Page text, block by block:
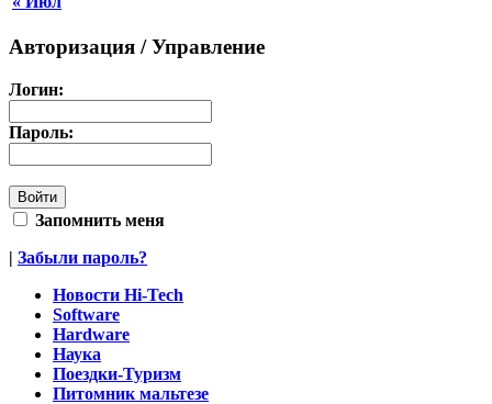
Авторизация / Управление
Логин:
Пароль:
Запомнить меня
| Забыли пароль?
Новости Hi-Tech
Software
Hardware
Наука
Поездки-Туризм
Питомник мальтезе